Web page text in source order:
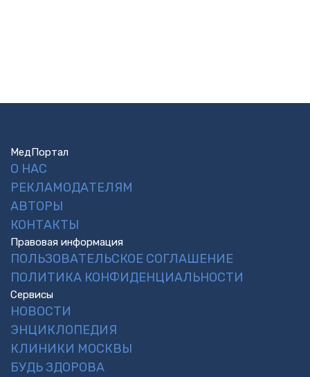
МедПортал
О НАС
РЕКЛАМОДАТЕЛЯМ
АВТОРЫ
КОНТАКТЫ
Правовая информация
ПОЛЬЗОВАТЕЛЬСКОЕ СОГЛАШЕНИЕ
ПОЛИТИКА КОНФИДЕНЦИАЛЬНОСТИ
Сервисы
НОВОСТИ
ЭНЦИКЛОПЕДИЯ
КЛИНИКИ МОСКВЫ
БУДЬ ЗДОРОВА